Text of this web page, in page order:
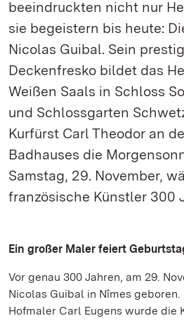
beeindruckten nicht nur
sie begeistern bis heute:
Nicolas Guibal. Sein
Deckenfresko bildet das
Weißen Saals in Schloss
und Schlossgarten
Kurfürst Carl Theodor an
Badhauses die
Samstag, 29. November,
französische Künstler 300
Ein großer Maler feiert
Vor genau 300 Jahren, am 29.
Nicolas Guibal in Nîmes geboren.
Hofmaler Carl Eugens wurde die